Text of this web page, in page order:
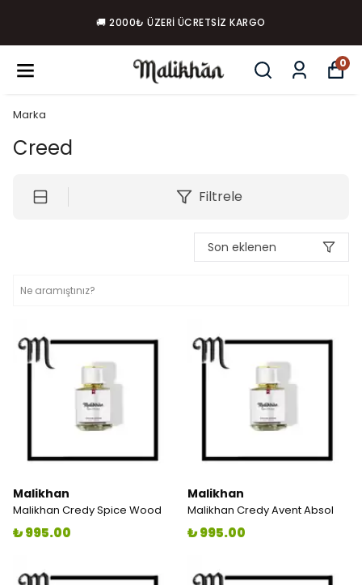
🚚 2000₺ ÜZERI ÜCRETSIZ KARGO
0
Marka
Creed
Filtrele
Son eklenen
Malikhan
Malikhan Credy Spice Wood
₺ 995.00
Malikhan
Malikhan Credy Avent Absol
₺ 995.00